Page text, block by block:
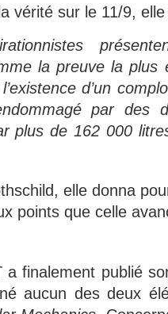
vérité sur le 11/9,
la preuve la plus
d’un
par des
plus de 162 000
elle donna
points que celle
a finalement publié
aucun des deux